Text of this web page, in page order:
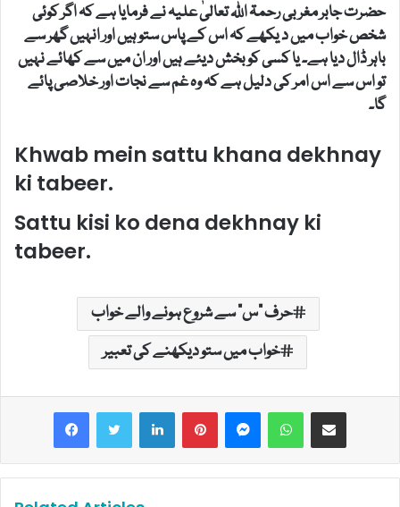
حضرت جابر مغربی رحمۃ اللہ تعالیٰ علیہ نے فرمایا ہے کہ اگر کوئی
شخص خواب میں د یکھے کہ اس کے پاس ستو ہیں اور انہیں گھر سے
باہر ڈال دیا ہے۔ یا کسی کو بخش دیئے ہیں اور ان میں سے کھائے نہیں
تو اس سے اس امر کی دلیل ہے کہ وہ غم سے نجات اور خلاصی پائے
گا۔
Khwab mein sattu khana dekhnay
ki tabeer.
Sattu kisi ko dena dekhnay ki
tabeer.
حرف "س" سے شروع ہونے والے خواب
خواب میں ستو دیکھنے کی تعبیر
LinkedInPinterestMessengerWhatsAppShare via Email